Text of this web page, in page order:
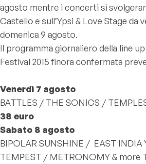
agosto mentre i concerti si
Castello e sull’Ypsi & Love Stage da
domenica 9 agosto.
Il programma giornaliero della line
Festival 2015 finora confermata
Venerdì 7 agosto
BATTLES / THE SONICS /
38 euro
Sabato 8 agosto
BIPOLAR SUNSHINE / EAST INDIA
TEMPEST / METRONOMY & more